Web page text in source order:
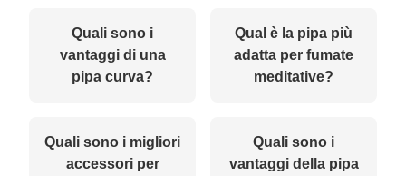
Quali sono i
vantaggi di una
pipa curva?
Qual è la pipa più
adatta per fumate
meditative?
Quali sono i migliori
accessori per
Quali sono i
vantaggi della pipa